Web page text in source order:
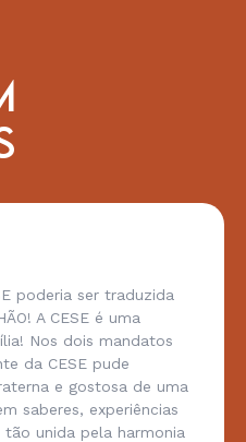
poderia ser traduzida
A CESE é uma
Nos dois mandatos
da CESE pude
e gostosa de uma
saberes, experiências
unida pela harmonia